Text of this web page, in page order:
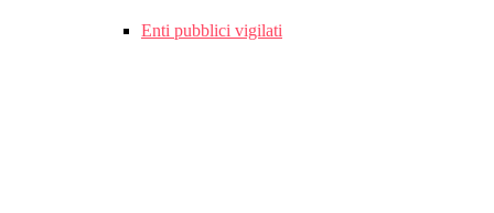
Enti pubblici vigilati